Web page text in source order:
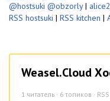
@hostsuki @obzorly|
RSS hostsuki | RSS kitchen |
Weasel.Cloud
1 читатель · 6 топиков · RSS